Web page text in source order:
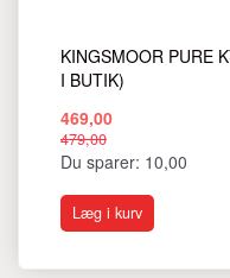
KINGSMOOR PURE
I BUTIK)
469,00
479,00
Du sparer: 10,00
Læg i kurv